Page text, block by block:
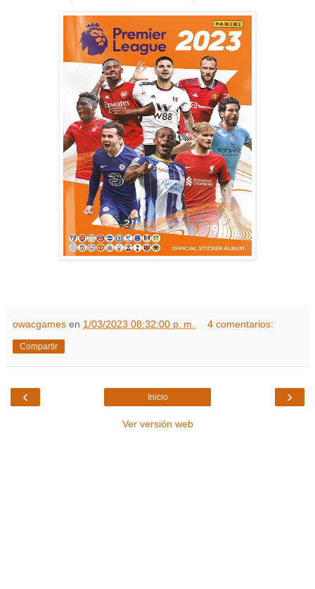
owacgames en 1/03/2023 08:32:00 p. m. 4 comentarios:
Compartir
‹ ›
Inicio
Ver versión web